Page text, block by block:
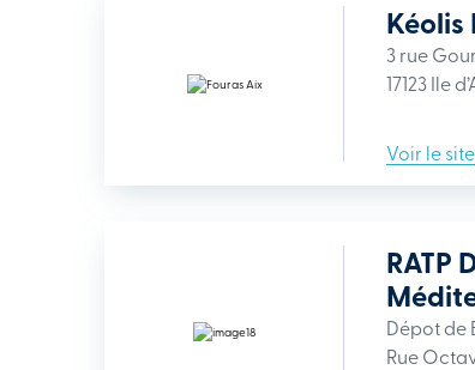
3 rue
17123 Ile
Voir le site
RATP
Dépot de
Rue